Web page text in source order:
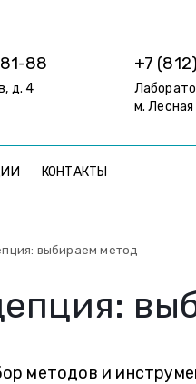
88
д. 4
+7
м. Лесная
КОНТАКТЫ
выбираем метод
методов и